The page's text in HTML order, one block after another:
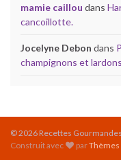
mamie caillou dans
cancoillotte.
Jocelyne Debon dans
champignons et
© 2026 Recettes Gourmandes
Construit avec
par